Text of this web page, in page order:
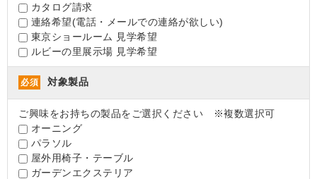
カタログ請求
連絡希望(電話・メールでの連絡が欲しい)
東京ショールーム 見学希望
ルビーの里展示場 見学希望
必須 対象製品
ご興味をお持ちの製品をご選択ください ※複数選択可
オーニング
パラソル
屋外用椅子・テーブル
ガーデンエクステリア